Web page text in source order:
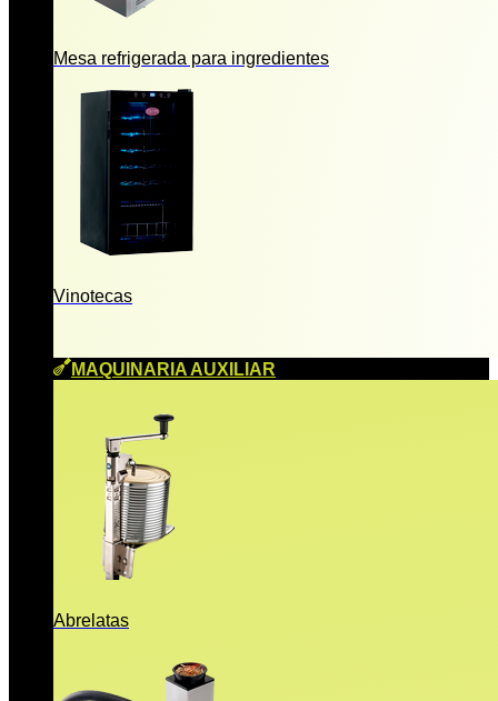
Mesa refrigerada para ingredientes
Vinotecas
MAQUINARIA AUXILIAR
Abrelatas